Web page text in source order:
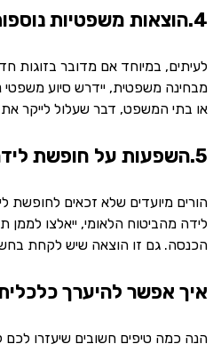
4.הוצאות משפטיות נוספות
לעיתים, במיוחד אם מדובר בזוגות
מבחינה משפטית, יידרש סיוע משפטי
או בתי המשפט, דבר שעלול לייקר
5.השפעות על חופשת לידה והכנסה
הורים מיועדים שלא זכאים לחופשת
לידה מהביטוח הלאומי, ייאלצו
הכנסה. גם זו הוצאה שיש לקחת
איך אפשר להיערך
הנה כמה טיפים חשובים שיעזרו